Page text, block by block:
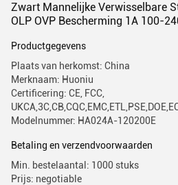
Zwart Mannelijke Verwisselbare
OLP OVP Bescherming 1A 100-
Productgegevens
Plaats van herkomst: China
Merknaam: Huoniu
Certificering: CE, FCC,
Modelnummer: HA024A-120200E
Betaling en verzendvoorwaarden
Min. bestelaantal: 1000 stuks
Prijs: negotiable